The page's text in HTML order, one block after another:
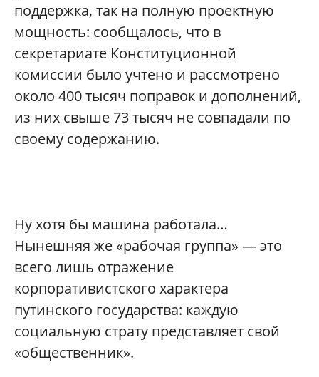
поддержка, так на полную проектную
мощность: сообщалось, что в
секретариате Конституционной
комиссии было учтено и рассмотрено
около 400 тысяч поправок и дополнений,
из них свыше 73 тысяч не совпадали по
своему содержанию.
Ну хотя бы машина работала…
Нынешняя же «рабочая группа» — это
всего лишь отражение
корпоративистского характера
путинского государства: каждую
социальную страту представляет свой
«общественник».